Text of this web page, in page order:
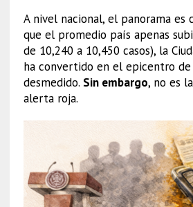
A nivel nacional, el panorama es
que el promedio país apenas
de 10,240 a 10,450 casos), la
ha convertido en el epicentro
desmedido. Sin embargo, no es
alerta roja.